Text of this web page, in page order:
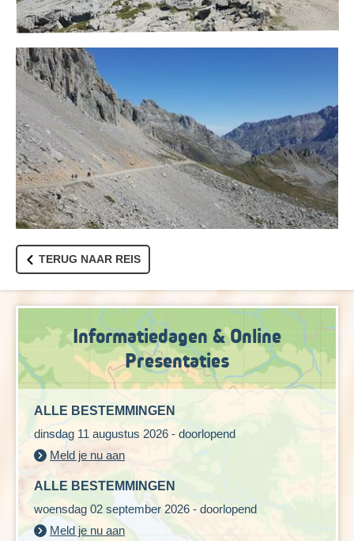
TERUG NAAR REIS
Informatiedagen & Online
Presentaties
ALLE BESTEMMINGEN
dinsdag 11 augustus 2026 - doorlopend
Meld je nu aan
ALLE BESTEMMINGEN
woensdag 02 september 2026 - doorlopend
Meld je nu aan